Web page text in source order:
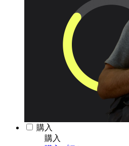
購入
購入